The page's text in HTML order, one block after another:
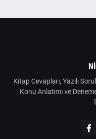
Kitap Cevapları, Yazılı
Konu Anlatımı ve